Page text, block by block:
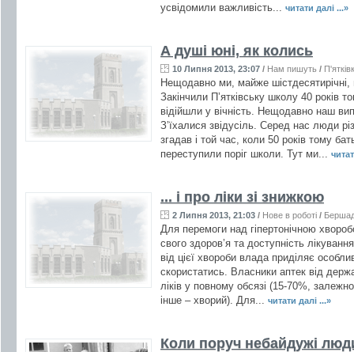
усвідомили важливість... читати далі ...»
А душі юні, як колись
10 Липня 2013, 23:07 / Нам пишуть /
Нещодавно ми, майже
Закінчили П’ятківську школу 40 років
відійшли у вічність. Нещодавно наш
З’їхалися звідусіль. Серед нас люди
згадав і той час, коли 50 років тому
переступили поріг школи. Тут ми...
... і про ліки зі знижкою
2 Липня 2013, 21:03 / Нове в роботі /
Для перемоги над гіпертонічною
свого здоров’я та доступність
від цієї хвороби влада приділяє
скористатись. Власники аптек від
ліків у повному обсязі (15-70%,
інше – хворий). Для... читати далі ...»
Коли поруч небайдужі